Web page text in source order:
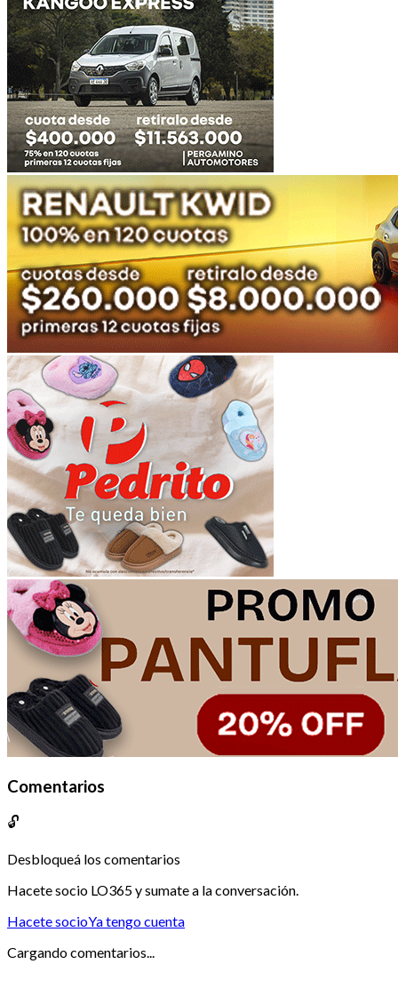
Comentarios
🔓
Desbloqueá los comentarios
Hacete socio LO365 y sumate a la conversación.
Hacete socioYa tengo cuenta
Cargando comentarios...